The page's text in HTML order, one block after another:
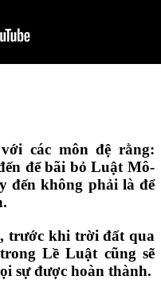
các môn đệ rằng:
để bãi bỏ Luật Mô-
đến không phải là để
trước khi trời đất qua
Lề Luật cũng sẽ
sự được hoàn thành.